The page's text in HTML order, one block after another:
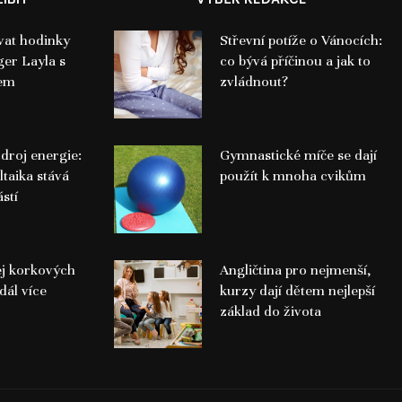
hodinky
Layla s
energie:
stává
korkových
více
Střevní potíže o Vánocích:
co bývá příčinou a jak to
zvládnout?
Gymnastické míče se dají
použít k mnoha cvikům
Angličtina pro nejmenší,
kurzy dají dětem nejlepší
základ do života